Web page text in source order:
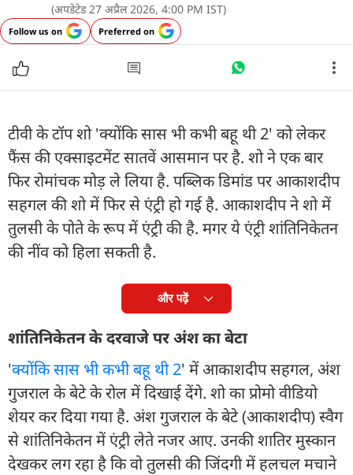
(अपडेटेड 27 अप्रैल 2026, 4:00 PM IST)
Follow us on Preferred on
टीवी के टॉप शो 'क्योंकि सास भी कभी बहू थी 2' को लेकर
फैंस की एक्साइटमेंट सातवें आसमान पर है. शो ने एक बार
फिर रोमांचक मोड़ ले लिया है. पब्लिक डिमांड पर आकाशदीप
सहगल की शो में फिर से एंट्री हो गई है. आकाशदीप ने शो में
तुलसी के पोते के रूप में एंट्री की है. मगर ये एंट्री शांतिनिकेतन
की नींव को हिला सकती है.
और पढ़ें
शांतिनिकेतन के दरवाजे पर अंश का बेटा
'क्योंकि सास भी कभी बहू थी 2' में आकाशदीप सहगल, अंश
गुजराल के बेटे के रोल में दिखाई देंगे. शो का प्रोमो वीडियो
शेयर कर दिया गया है. अंश गुजराल के बेटे (आकाशदीप) स्वैग
से शांतिनिकेतन में एंट्री लेते नजर आए. उनकी शातिर मुस्कान
देखकर लग रहा है कि वो तुलसी की जिंदगी में हलचल मचाने